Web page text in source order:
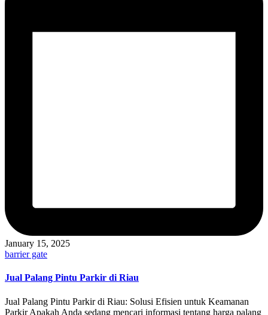
January 15, 2025
Posted
barrier gate
Jual Palang Pintu Parkir di Riau
Jual Palang Pintu Parkir di Riau: Solusi Efisien untuk Keamanan
Parkir Apakah Anda sedang mencari informasi tentang harga palang